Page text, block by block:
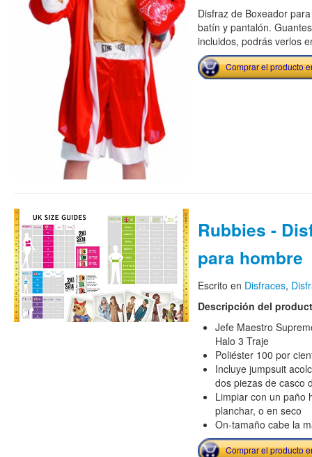
Disfraz de Boxeador
batín y pantalón.
incluidos, podrás verlos
Comprar el producto
Rubbies -
para hombre
Escrito en Disfraces,
Descripción del
Jefe Maestro
Halo 3 Traje
Poliéster 100 por
Incluye jumpsuit
dos piezas de casco
Limpiar con un paño
planchar, o en seco
On-tamaño cabe la
Comprar el producto